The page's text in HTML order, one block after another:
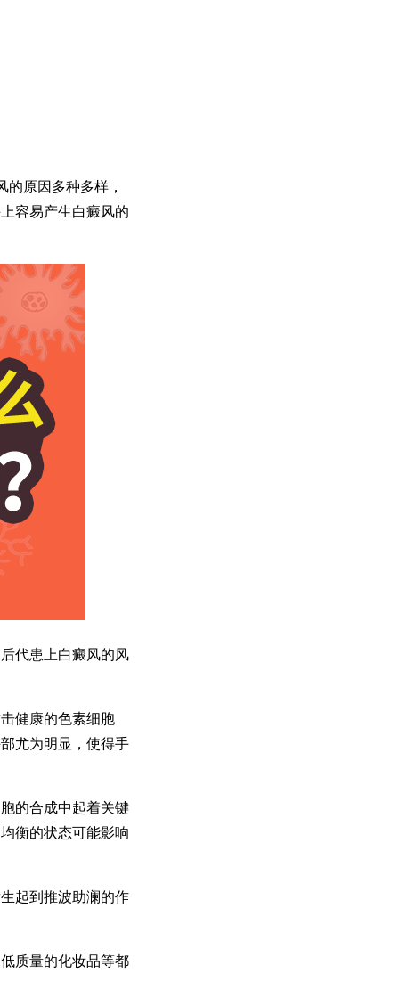
的原因多种多样，
容易产生白癜风的
代患上白癜风的风
健康的色素细胞
尤为明显，使得手
的合成中起着关键
衡的状态可能影响
起到推波助澜的作
质量的化妆品等都